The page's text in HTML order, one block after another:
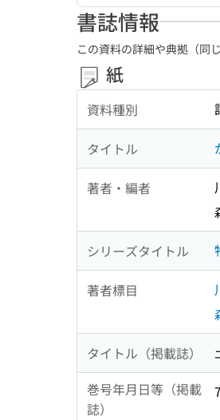
書誌情報
この資料の詳細や典拠（同
紙
資料種別
タイトル
著者・編者
シリーズタイトル
著者標目
タイトル（掲載誌）
巻号年月日等（掲載
誌）